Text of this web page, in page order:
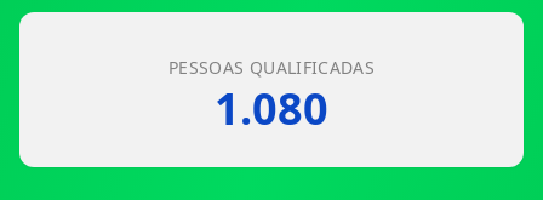
PESSOAS QUALIFICADAS
1.080